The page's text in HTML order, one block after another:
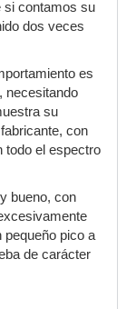
si contamos su
dos veces
es
necesitando
su
con
todo el espectro
bueno, con
pequeño pico a
de carácter